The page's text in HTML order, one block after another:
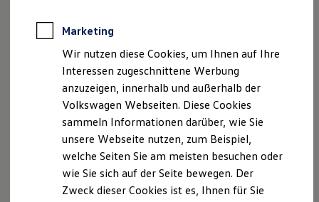
Rekuperation
Laden unterwegs
Laden Zuhause
Ladestationen finden
Ladezeitensimulator
Batterie
Sicherheit
Nachhaltigkeit
Technologie
Kosten und Kauf
Kaufoptionen
Registernummer: HRB 33205
‍Umsatzsteuer-Identifikationsnummer gem. § 27a
UStG: DE812855484
Inhaltlich Verantwortlicher gemäß § 18 Abs. 2 MStV:
Auto Schütz GmbH (Anschrift wie oben)
Die Auto-Schütz GmbH ist freiwillig bereit, an
Streitbeilegungsverfahren vor einer
Verbraucherschlichtungsstelle im Sinne des VSBG
teilzunehmen. Die zuständige
Marketing
Wir nutzen diese Cookies, um Ihnen auf Ihre
Interessen zugeschnittene Werbung
anzuzeigen, innerhalb und außerhalb der
Volkswagen Webseiten. Diese Cookies
sammeln Informationen darüber, wie Sie
unsere Webseite nutzen, zum Beispiel,
welche Seiten Sie am meisten besuchen oder
wie Sie sich auf der Seite bewegen. Der
Zweck dieser Cookies ist es, Ihnen für Sie